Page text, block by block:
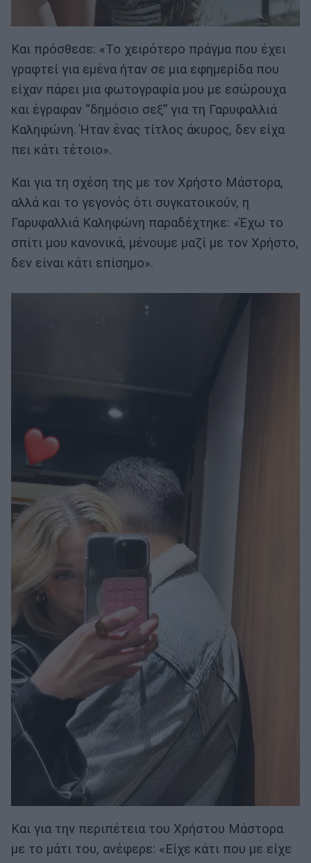
Και πρόσθεσε: «Το χειρότερο πράγμα που έχει
γραφτεί για εμένα ήταν σε μια εφημερίδα που
είχαν πάρει μια φωτογραφία μου με εσώρουχα
και έγραφαν “δημόσιo σεξ” για τη Γαρυφαλλιά
Καληφώνη. Ήταν ένας τίτλος άκυρος, δεν είχα
πει κάτι τέτοιο».
Και για τη σχέση της με τον Χρήστο Μάστορα,
αλλά και το γεγονός ότι συγκατοικούν, η
Γαρυφαλλιά Καληφώνη παραδέχτηκε: «Έχω το
σπίτι μου κανονικά, μένουμε μαζί με τον Χρήστο,
δεν είναι κάτι επίσημο».
Και για την περιπέτεια του Χρήστου Μάστορα
με το μάτι του, ανέφερε: «Είχε κάτι που με είχε